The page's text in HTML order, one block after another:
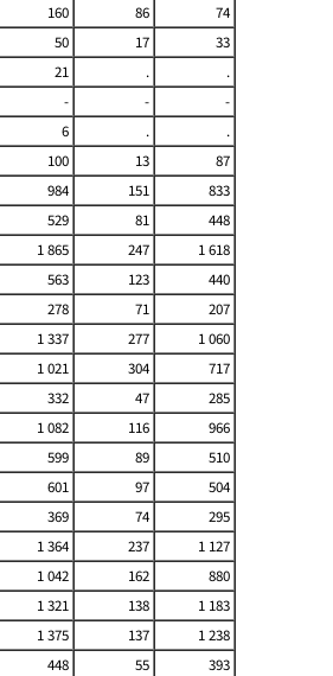
160 86
74
50 17
33
21 .
.
- -
-
6 .
.
100 13
87
984 151
833
529 81
448
1 865 247
1 618
563 123
440
278 71
207
1 337 277
1 060
1 021 304
717
332 47
285
1 082 116
966
599 89
510
601 97
504
369 74
295
1 364 237
1 127
1 042 162
880
1 321 138
1 183
1 375 137
1 238
448 55
393